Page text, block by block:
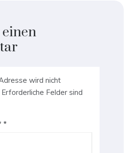
wird nicht
Erforderliche Felder sind